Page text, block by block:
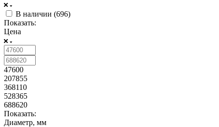
В наличии (696)
Показать:
Цена
47600
207855
368110
528365
688620
Показать:
Диаметр, мм